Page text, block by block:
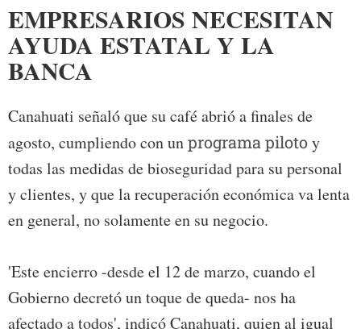
EMPRESARIOS NECESITAN
AYUDA ESTATAL Y LA
BANCA
Canahuati señaló que su café abrió a finales de
agosto, cumpliendo con unprograma pilotoy
todas las medidas de bioseguridad para su personal
y clientes, y que la recuperación económica va lenta
en general, no solamente en su negocio.
'Este encierro -desde el 12 de marzo, cuando el
Gobierno decretó un toque de queda- nos ha
afectado a todos', indicó Canahuati, quien al igual